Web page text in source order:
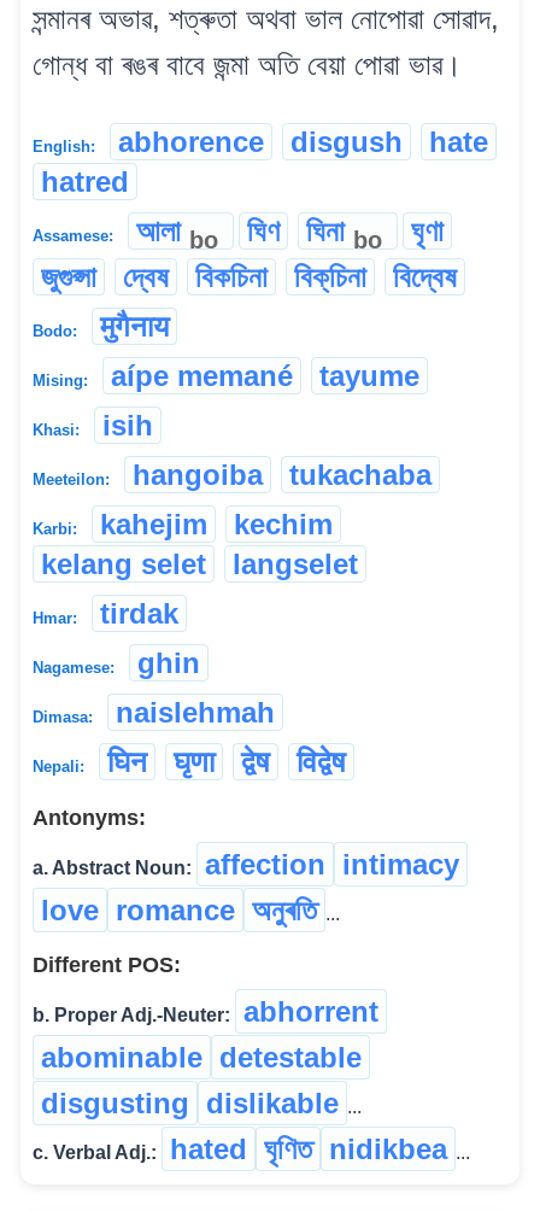
সন্মানৰ অভাৱ, শত্ৰুতা অথবা ভাল নোপোৱা সোৱাদ,
গোন্ধ বা ৰঙৰ বাবে জন্মা অতি বেয়া পোৱা ভাৱ।
English: abhorence disgush
hate
hatred
Assamese: আলা bo ঘিণ ঘিনা bo
ঘৃণা
জুগুপ্সা
দ্বেষ বিকচিনা বিক্‌চিনা বিদ্বেষ
Bodo: मुगैनाय
Mising: aípe memané tayume
Khasi: isih
Meeteilon: hangoiba tukachaba
Karbi: kahejim
kechim
kelang selet
langselet
Hmar: tirdak
Nagamese: ghin
Dimasa: naislehmah
Nepali: घिन घृणा द्वेष विद्वेष
Antonyms:
a. Abstract Noun: affection intimacy
love romance অনুৰতি ...
Different POS:
b. Proper Adj.-Neuter:
abhorrent
abominable detestable
disgusting
dislikable ...
c. Verbal Adj.: hated ঘৃণিত nidikbea ...